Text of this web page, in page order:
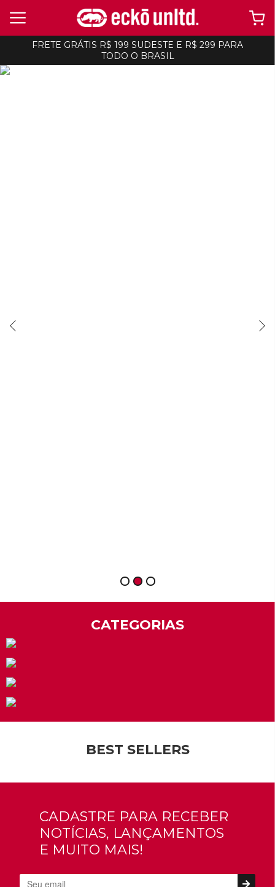
FRETE GRÁTIS R$ 199 SUDESTE E R$ 299 PARA
TODO O BRASIL
1 2 3
CATEGORIAS
BEST SELLERS
CADASTRE PARA RECEBER
NOTÍCIAS, LANÇAMENTOS
E MUITO MAIS!